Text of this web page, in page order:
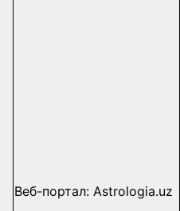
Веб-портал: Astrologia.uz